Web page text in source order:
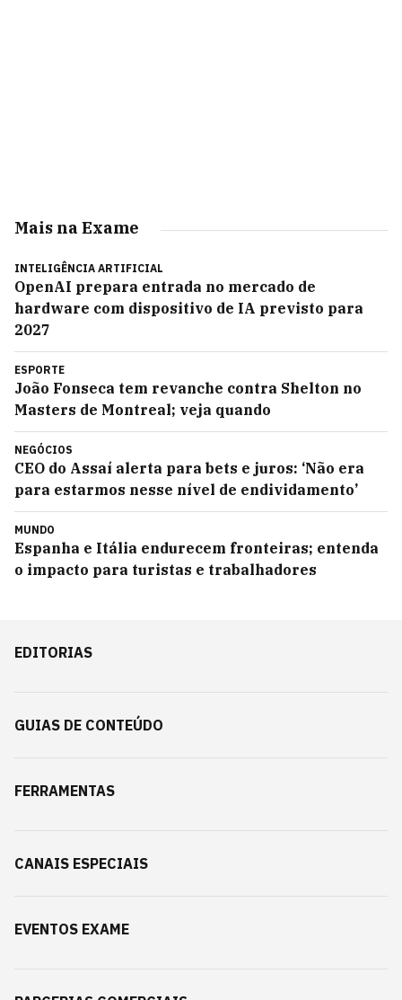
Mais na Exame
INTELIGÊNCIA ARTIFICIAL
OpenAI prepara entrada no mercado de
hardware com dispositivo de IA previsto para
2027
ESPORTE
João Fonseca tem revanche contra Shelton no
Masters de Montreal; veja quando
NEGÓCIOS
CEO do Assaí alerta para bets e juros: ‘Não era
para estarmos nesse nível de endividamento’
MUNDO
Espanha e Itália endurecem fronteiras; entenda
o impacto para turistas e trabalhadores
EDITORIAS
GUIAS DE CONTEÚDO
FERRAMENTAS
CANAIS ESPECIAIS
EVENTOS EXAME